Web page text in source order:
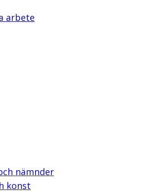
arbete
nämnder
konst